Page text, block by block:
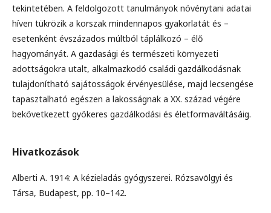
tekintetében. A feldolgozott tanulmányok növénytani adatai
híven tükrözik a korszak mindennapos gyakorlatát és –
esetenként évszázados múltból táplálkozó – élő
hagyományát. A gazdasági és természeti környezeti
adottságokra utalt, alkalmazkodó családi gazdálkodásnak
tulajdonítható sajátosságok érvényesülése, majd lecsengése
tapasztalható egészen a lakosságnak a XX. század végére
bekövetkezett gyökeres gazdálkodási és életformaváltásáig.
Hivatkozások
Alberti A. 1914: A kézieladás gyógyszerei. Rózsavölgyi és
Társa, Budapest, pp. 10–142.